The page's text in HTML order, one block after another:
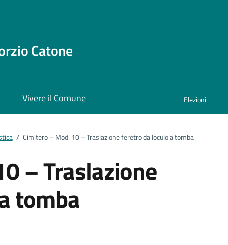
Catone
Vivere il Comune Elezioni
/ Cimitero – Mod. 10 – Traslazione feretro da loculo a tomba
– Traslazione
tomba